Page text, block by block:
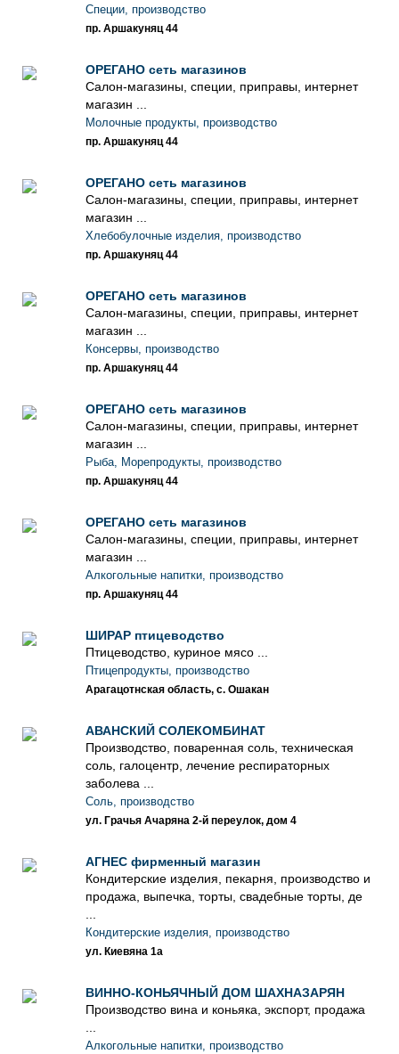
Специи, производство
пр. Аршакуняц 44
ОРЕГАНО сеть магазинов
Салон-магазины, специи, приправы, интернет
магазин ...
Молочные продукты, производство
пр. Аршакуняц 44
ОРЕГАНО сеть магазинов
Салон-магазины, специи, приправы, интернет
магазин ...
Хлебобулочные изделия, производство
пр. Аршакуняц 44
ОРЕГАНО сеть магазинов
Салон-магазины, специи, приправы, интернет
магазин ...
Консервы, производство
пр. Аршакуняц 44
ОРЕГАНО сеть магазинов
Салон-магазины, специи, приправы, интернет
магазин ...
Рыба, Морепродукты, производство
пр. Аршакуняц 44
ОРЕГАНО сеть магазинов
Салон-магазины, специи, приправы, интернет
магазин ...
Алкогольные напитки, производство
пр. Аршакуняц 44
ШИРАР птицеводство
Птицеводство, куриное мясо ...
Птицепродукты, производство
Арагацотнская область, с. Ошакан
АВАНСКИЙ СОЛЕКОМБИНАТ
Производство, поваренная соль, техническая
соль, галоцентр, лечение респираторных
заболева ...
Соль, производство
ул. Грачья Ачаряна 2-й переулок, дом 4
АГНЕС фирменный магазин
Кондитерские изделия, пекарня, производство и
продажа, выпечка, торты, свадебные торты, де
Кондитерские изделия, производство
ул. Киевяна 1а
ВИННО-КОНЬЯЧНЫЙ ДОМ ШАХНАЗАРЯН
Производство вина и коньяка, экспорт, продажа
Алкогольные напитки, производство